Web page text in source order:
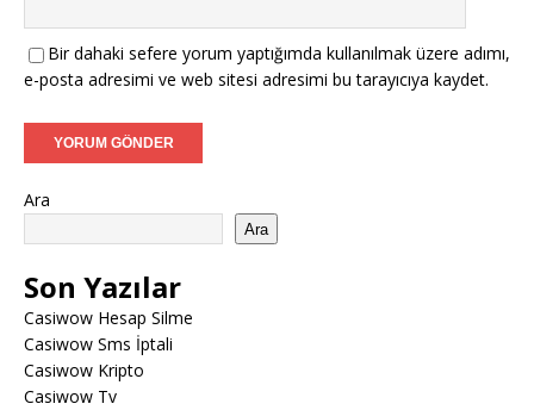
Bir dahaki sefere yorum yaptığımda kullanılmak üzere adımı,
e-posta adresimi ve web sitesi adresimi bu tarayıcıya kaydet.
Ara
Ara
Son Yazılar
Casiwow Hesap Silme
Casiwow Sms İptali
Casiwow Kripto
Casiwow Tv